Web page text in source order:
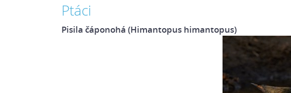
Ptáci
Pisila čáponohá (Himantopus himantopus)